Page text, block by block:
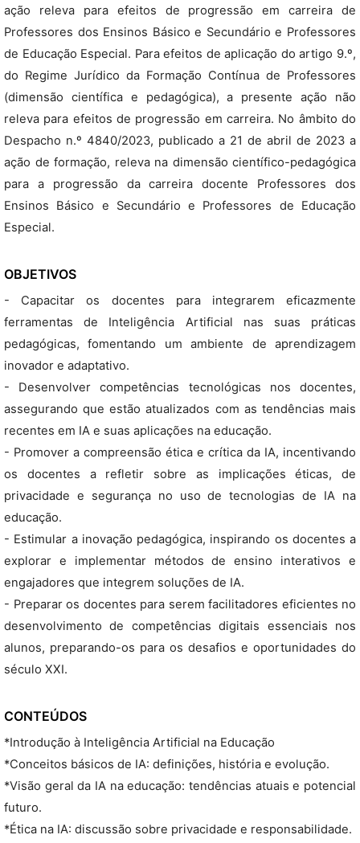
ação releva para efeitos de progressão em carreira de
Professores dos Ensinos Básico e Secundário e Professores
de Educação Especial. Para efeitos de aplicação do artigo 9.º,
do Regime Jurídico da Formação Contínua de Professores
(dimensão científica e pedagógica), a presente ação não
releva para efeitos de progressão em carreira. No âmbito do
Despacho n.º 4840/2023, publicado a 21 de abril de 2023 a
ação de formação, releva na dimensão científico-pedagógica
para a progressão da carreira docente Professores dos
Ensinos Básico e Secundário e Professores de Educação
Especial.
OBJETIVOS
- Capacitar os docentes para integrarem eficazmente
ferramentas de Inteligência Artificial nas suas práticas
pedagógicas, fomentando um ambiente de aprendizagem
inovador e adaptativo.
- Desenvolver competências tecnológicas nos docentes,
assegurando que estão atualizados com as tendências mais
recentes em IA e suas aplicações na educação.
- Promover a compreensão ética e crítica da IA, incentivando
os docentes a refletir sobre as implicações éticas, de
privacidade e segurança no uso de tecnologias de IA na
educação.
- Estimular a inovação pedagógica, inspirando os docentes a
explorar e implementar métodos de ensino interativos e
engajadores que integrem soluções de IA.
- Preparar os docentes para serem facilitadores eficientes no
desenvolvimento de competências digitais essenciais nos
alunos, preparando-os para os desafios e oportunidades do
século XXI.
CONTEÚDOS
*Introdução à Inteligência Artificial na Educação
*Conceitos básicos de IA: definições, história e evolução.
*Visão geral da IA na educação: tendências atuais e potencial
futuro.
*Ética na IA: discussão sobre privacidade e responsabilidade.